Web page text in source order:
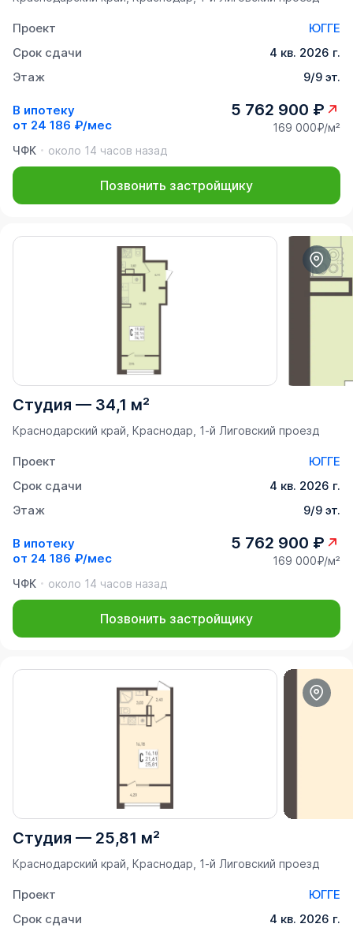
Проект
ЮГГЕ
Срок сдачи
4 кв. 2026 г.
Этаж
9/9 эт.
В ипотеку
от 24 186 ₽/мес
5 762 900 ₽
169 000₽/м²
ЧФК
около 14 часов назад
Позвонить застройщику
Студия — 34,1 м²
Краснодарский край, Краснодар, 1-й Лиговский проезд
Проект
ЮГГЕ
Срок сдачи
4 кв. 2026 г.
Этаж
9/9 эт.
В ипотеку
от 24 186 ₽/мес
5 762 900 ₽
169 000₽/м²
ЧФК
около 14 часов назад
Позвонить застройщику
Студия — 25,81 м²
Краснодарский край, Краснодар, 1-й Лиговский проезд
Проект
ЮГГЕ
Срок сдачи
4 кв. 2026 г.